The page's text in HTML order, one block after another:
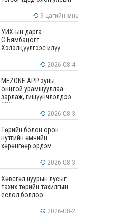
зөвшөөрөгдөх ур
чадваруудыг олгоно
9 цагийн өмнө
УИХ-ын дарга
С.Бямбацогт:
Хэлэлцүүлгээс илүү
илүү бодит үр дүн чухал
2026-08-4
MEZONE APP зуны
онцгой урамшууллаа
зарлаж, гишүүнчлэлдээ
50% хүртэлх хөнгөлөлт
үзүүлж эхэллээ 2026-08-3
Төрийн болон орон
нутгийн өмчийн
хөрөнгөөр эрдэм
ажил хийхэд тендерийн
болон гүйцэтгэлийн
баталгаа гаргахгүй
2026-08-3
Хөвсгөл нуурын лусыг
тахих төрийн тахилгын
ёслол боллоо
2026-08-2